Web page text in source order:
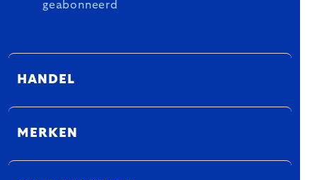
geabonneerd
HANDEL
MERKEN